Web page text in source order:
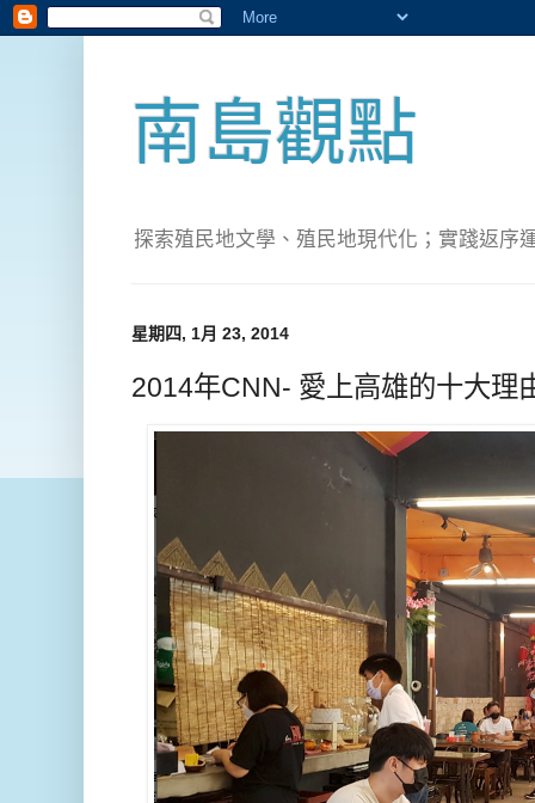
南島觀點
探索殖民地文學、殖民地現代化；實踐返序
星期四, 1月 23, 2014
2014年CNN- 愛上高雄的十大理